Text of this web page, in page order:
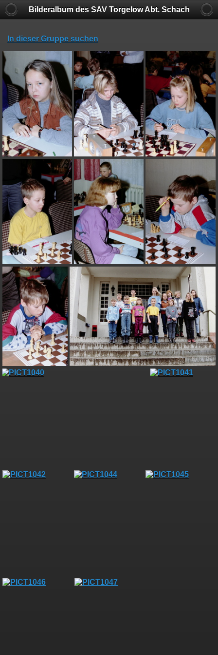
Bilderalbum des SAV Torgelow Abt. Schach
In dieser Gruppe suchen